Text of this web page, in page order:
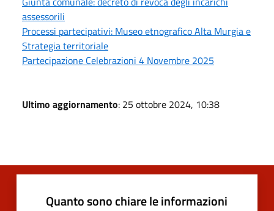
assessorili
Processi partecipativi: Museo etnografico Alta Murgia e
Strategia territoriale
Partecipazione Celebrazioni 4 Novembre 2025
Ultimo aggiornamento: 25 ottobre 2024, 10:38
Quanto sono chiare le informazioni